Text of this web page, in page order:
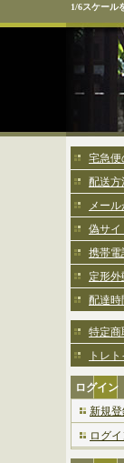
1/6スケール
宅急便
配送方
メー
偽サイ
携帯電
定形
配達時
特定商
トレ
ログイン
新規登
ログ